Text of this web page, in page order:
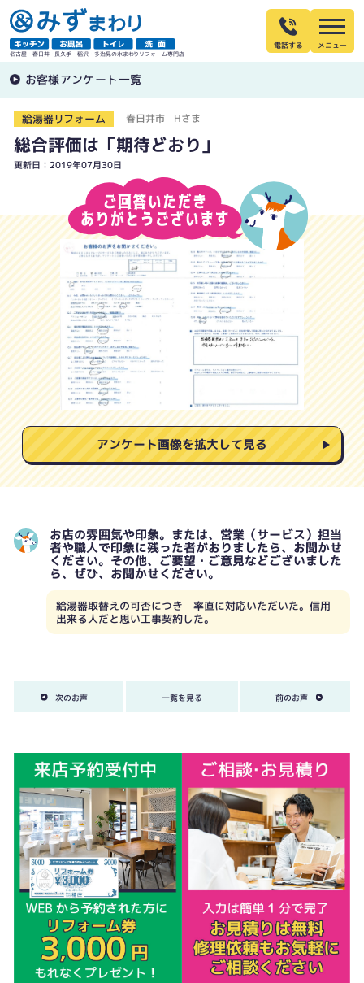
名古屋・春日井・長久手・稲沢・多治見の水まわりリフォーム専門店
電話する
お客様アンケート一覧
給湯器リフォーム 春日井市 Hさま
総合評価は「期待どおり」
更新日：2019年07月30日
アンケート画像を拡大して見る
お店の雰囲気や印象。または、営業（サービス）担当
者や職人で印象に残った者がおりましたら、お聞かせ
ください。その他、ご要望・ご意見などございました
ら、ぜひ、お聞かせください。
給湯器取替えの可否につき 率直に対応いただいた。信用
出来る人だと思い工事契約した。
次のお声 一覧を見る 前のお声